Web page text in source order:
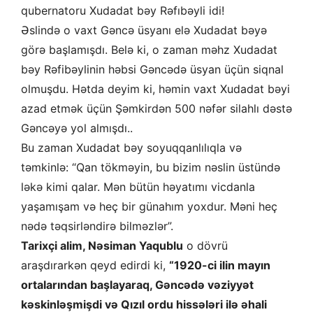
qubernatoru Xudadat bəy Rəfıbəyli idi!
Əslində o vaxt Gəncə üsyanı elə Xudadat bəyə
görə başlamışdı. Belə ki, o zaman məhz Xudadat
bəy Rəfibəylinin həbsi Gəncədə üsyan üçün siqnal
olmuşdu. Hətda deyim ki, həmin vaxt Xudadat bəyi
azad etmək üçün Şəmkirdən 500 nəfər silahlı dəstə
Gəncəyə yol almışdı..
Bu zaman Xudadat bəy soyuqqanlılıqla və
təmkinlə: “Qan tökməyin, bu bizim nəslin üstündə
ləkə kimi qalar. Mən bütün həyatımı vicdanla
yaşamışam və heç bir günahım yoxdur. Məni heç
nədə təqsirləndirə bilməzlər”.
Tarixçi alim, Nəsiman Yaqublu o dövrü
araşdırarkən qeyd edirdi ki, “1920-ci ilin mayın
ortalarından başlayaraq, Gəncədə vəziyyət
kəskinləşmişdi və Qızıl ordu hissələri ilə əhali